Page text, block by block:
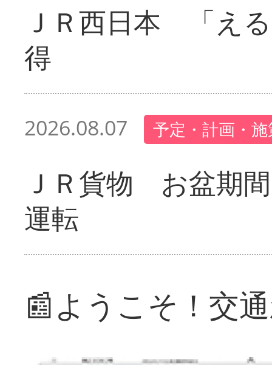
ＪＲ西日本 「え
得
2026.08.07 予定・計画・
ＪＲ貨物 お盆期
運転
📰ようこそ！交